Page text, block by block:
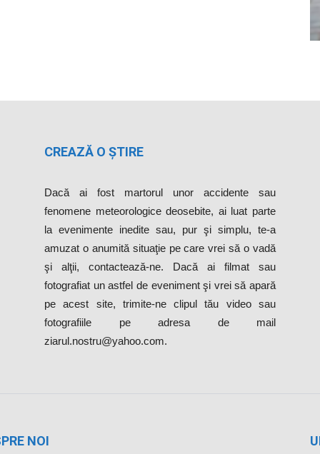
CREAZĂ O ȘTIRE
Dacă ai fost martorul unor accidente sau
fenomene meteorologice deosebite, ai luat parte
la evenimente inedite sau, pur şi simplu, te-a
amuzat o anumită situaţie pe care vrei să o vadă
şi alţii, contactează-ne. Dacă ai filmat sau
fotografiat un astfel de eveniment şi vrei să apară
pe acest site, trimite-ne clipul tău video sau
fotografiile pe adresa de mail
ziarul.nostru@yahoo.com.
NOI